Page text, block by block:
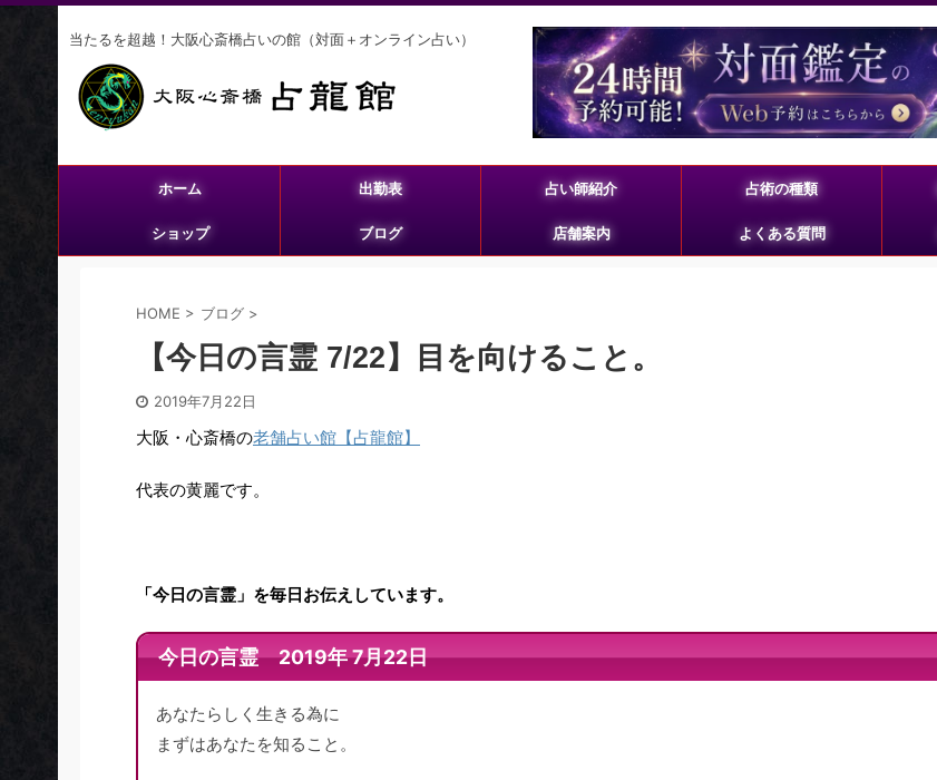
当たるを超越！大阪心斎橋占いの館（対面＋オンライン占い）
ホーム 出勤表 占い師紹介 占術の種類
ショップ ブログ 店舗案内 よくある質問
HOME > ブログ >
【今日の言霊 7/22】目を向けること。
2019年7月22日
大阪・心斎橋の老舗占い館【占龍館】
代表の黄麗です。
「今日の言霊」を毎日お伝えしています。
今日の言霊 2019年 7月22日
あなたらしく生きる為に
まずはあなたを知ること。